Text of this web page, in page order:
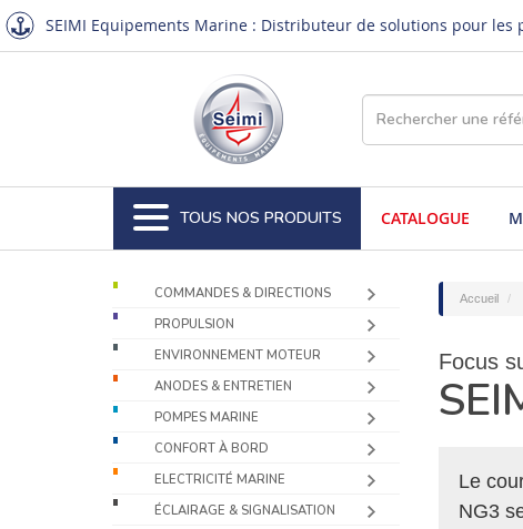
SEIMI Equipements Marine : Distributeur de solutions pour
TOUS NOS PRODUITS CATALOGUE
COMMANDES & DIRECTIONS
PROPULSION
ENVIRONNEMENT MOTEUR
ANODES & ENTRETIEN
POMPES MARINE
CONFORT À BORD
ELECTRICITÉ MARINE
ÉCLAIRAGE & SIGNALISATION
Accueil
Focus
Le
NG3